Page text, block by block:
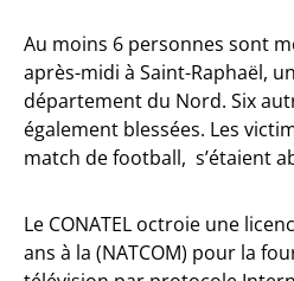
Au moins 6 personnes sont
après-midi à Saint-Raphaël,
département du Nord. Six
également blessées. Les
match de football, s’étaient
Le CONATEL octroie une
ans à la (NATCOM) pour la